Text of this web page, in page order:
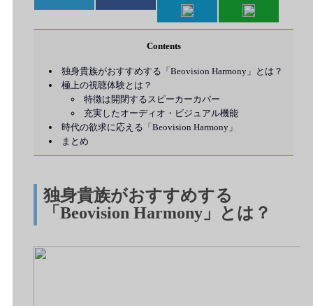
Contents
独身貴族がおすすめする「Beovision Harmony」とは？
極上の視聴体験とは？
特徴は開閉するスピーカーカバー
充実したオーディオ・ビジュアル機能
時代の欲求に応える「Beovision Harmony」
まとめ
独身貴族がおすすめする
「 Beovision Harmony 」とは？